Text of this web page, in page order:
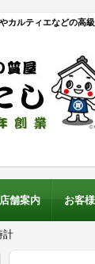
カルティエなどの高
店舗案内 お客
計